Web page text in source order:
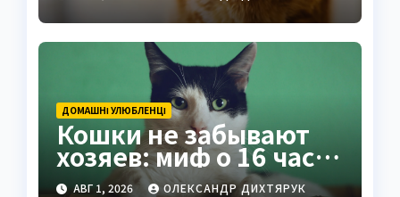
ДОМАШНІ УЛЮБЛЕНЦІ
Кошки не забывают
хозяев: миф о 16 часах
развеян
АВГ 1, 2026 ОЛЕКСАНДР ДИХТЯРУК